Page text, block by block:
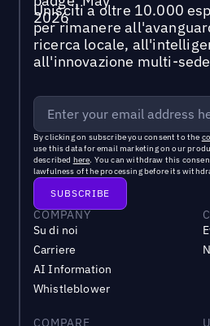
Unisciti a oltre 10.000
per rimanere
ricerca locale,
all'innovazione multi-sede
By clicking on subscribe you consent to the
use this data for email marketing on our
described here. You can withdraw this
lawfulness of the processing before its
COMPANY
Su di noi
Carriere
AI Information
Whistleblower
COMPARE